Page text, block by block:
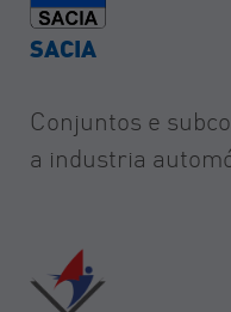
SACIA
Conjuntos e
a industria